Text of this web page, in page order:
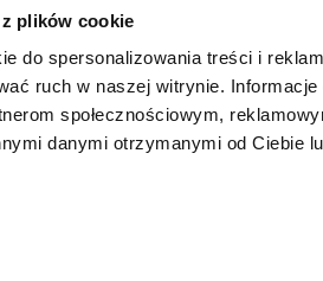
plików cookie
do spersonalizowania treści i
ruch w naszej witrynie.
społecznościowym,
danymi otrzymanymi od Ciebie
CONTACT